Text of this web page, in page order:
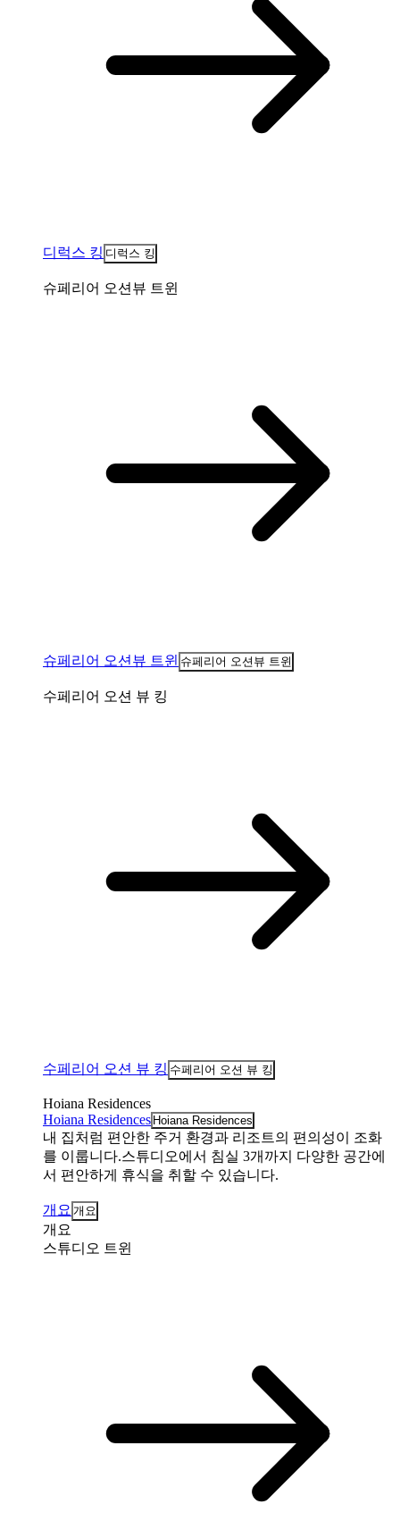
디럭스 킹 디럭스 킹
슈페리어 오션뷰 트윈
슈페리어 오션뷰 트윈 슈페리어 오션뷰 트윈
수페리어 오션 뷰 킹
수페리어 오션 뷰 킹 수페리어 오션 뷰 킹
Hoiana Residences
Hoiana Residences Hoiana Residences
내 집처럼 편안한 주거 환경과 리조트의 편의성이 조화
를 이룹니다.스튜디오에서 침실 3개까지 다양한 공간에
서 편안하게 휴식을 취할 수 있습니다.
개요 개요
개요
스튜디오 트윈